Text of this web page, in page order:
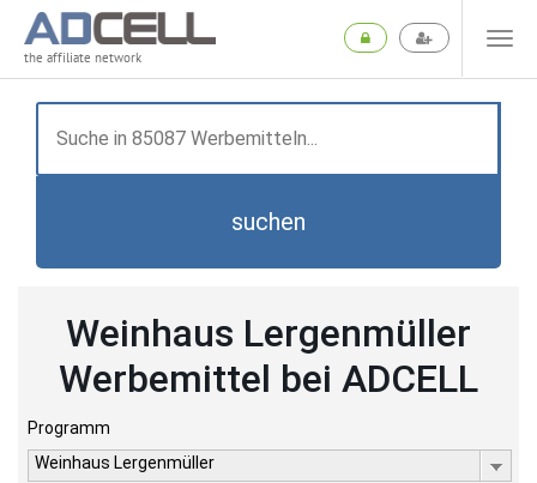
the affiliate network
suchen
Weinhaus Lergenmüller
Werbemittel bei ADCELL
Programm
Weinhaus Lergenmüller